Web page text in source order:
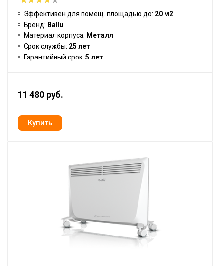
Эффективен для помещ. площадью до: 20 м2
Бренд: Ballu
Материал корпуса: Металл
Срок службы: 25 лет
Гарантийный срок: 5 лет
11 480 руб.